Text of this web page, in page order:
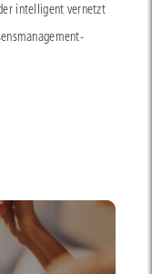
intelligent vernetzt